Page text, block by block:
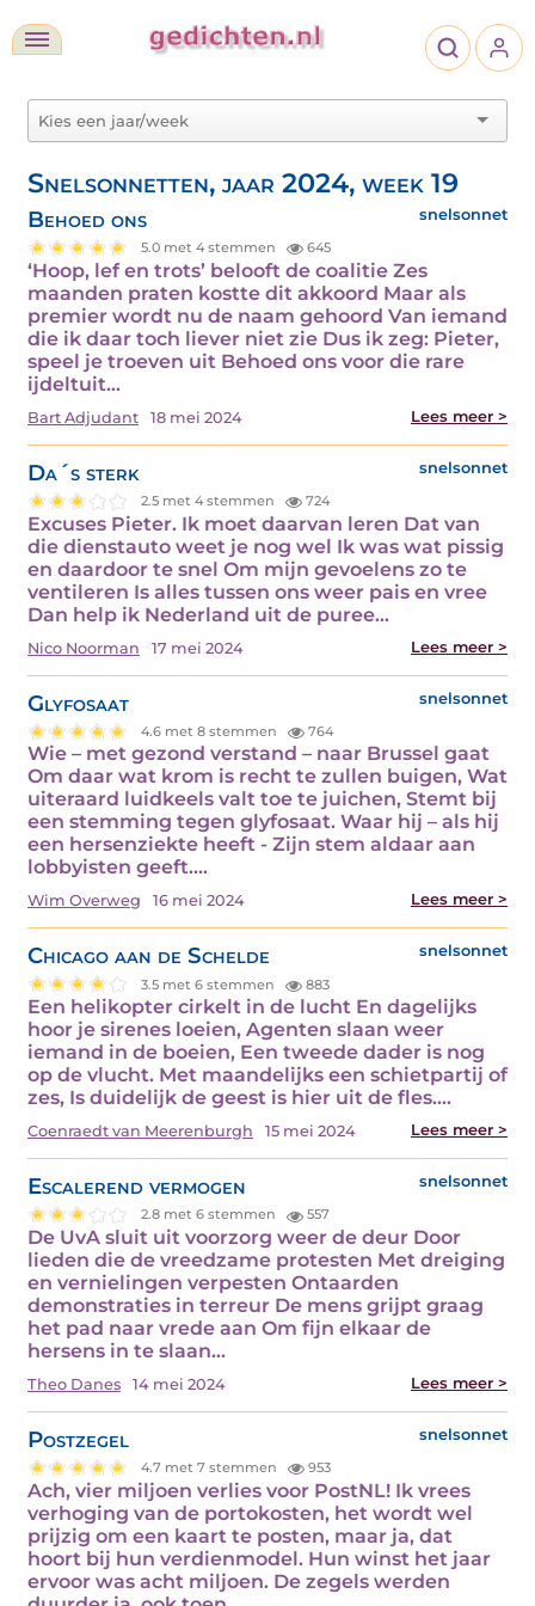
Snelsonnetten, jaar 2024, week 19
Behoed ons snelsonnet
5.0 met 4 stemmen 645
‘Hoop, lef en trots’ belooft de coalitie Zes
maanden praten kostte dit akkoord Maar als
premier wordt nu de naam gehoord Van iemand
die ik daar toch liever niet zie Dus ik zeg: Pieter,
speel je troeven uit Behoed ons voor die rare
ijdeltuit…
Bart Adjudant 18 mei 2024 Lees meer >
Da´s sterk snelsonnet
2.5 met 4 stemmen 724
Excuses Pieter. Ik moet daarvan leren Dat van
die dienstauto weet je nog wel Ik was wat pissig
en daardoor te snel Om mijn gevoelens zo te
ventileren Is alles tussen ons weer pais en vree
Dan help ik Nederland uit de puree…
Nico Noorman 17 mei 2024 Lees meer >
Glyfosaat snelsonnet
4.6 met 8 stemmen 764
Wie – met gezond verstand – naar Brussel gaat
Om daar wat krom is recht te zullen buigen, Wat
uiteraard luidkeels valt toe te juichen, Stemt bij
een stemming tegen glyfosaat. Waar hij – als hij
een hersenziekte heeft - Zijn stem aldaar aan
lobbyisten geeft.…
Wim Overweg 16 mei 2024 Lees meer >
Chicago aan de Schelde snelsonnet
3.5 met 6 stemmen 883
Een helikopter cirkelt in de lucht En dagelijks
hoor je sirenes loeien, Agenten slaan weer
iemand in de boeien, Een tweede dader is nog
op de vlucht. Met maandelijks een schietpartij of
zes, Is duidelijk de geest is hier uit de fles.…
Coenraedt van Meerenburgh 15 mei 2024 Lees meer >
Escalerend vermogen snelsonnet
2.8 met 6 stemmen 557
De UvA sluit uit voorzorg weer de deur Door
lieden die de vreedzame protesten Met dreiging
en vernielingen verpesten Ontaarden
demonstraties in terreur De mens grijpt graag
het pad naar vrede aan Om fijn elkaar de
hersens in te slaan…
Theo Danes 14 mei 2024 Lees meer >
Postzegel snelsonnet
4.7 met 7 stemmen 953
Ach, vier miljoen verlies voor PostNL! Ik vrees
verhoging van de portokosten, het wordt wel
prijzig om een kaart te posten, maar ja, dat
hoort bij hun verdienmodel. Hun winst het jaar
ervoor was acht miljoen. De zegels werden